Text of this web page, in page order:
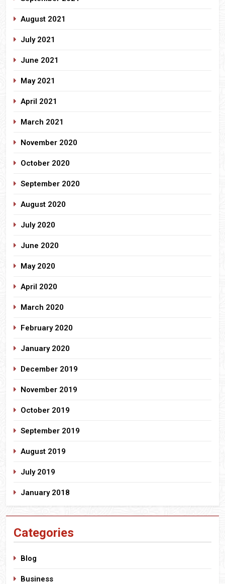
August 2021
July 2021
June 2021
May 2021
April 2021
March 2021
November 2020
October 2020
September 2020
August 2020
July 2020
June 2020
May 2020
April 2020
March 2020
February 2020
January 2020
December 2019
November 2019
October 2019
September 2019
August 2019
July 2019
January 2018
Categories
Blog
Business